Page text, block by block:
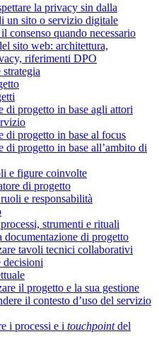
la privacy sin dalla
un sito o servizio digitale
consenso quando necessario
sito web: architettura,
riferimenti DPO
di progetto in base agli attori
di progetto in base al focus
di progetto in base all’ambito di
e figure coinvolte
di progetto
e responsabilità
strumenti e rituali
documentazione di progetto
tavoli tecnici collaborativi
decisioni
il progetto e la sua gestione
il contesto d’uso del servizio
i processi e i touchpointdel